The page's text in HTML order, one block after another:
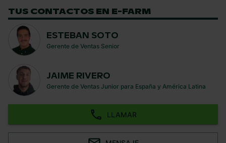
TUS CONTACTOS EN E-FARM
ESTEBAN SOTO
Gerente de Ventas Senior
JAIME RIVERO
Gerente de Ventas Junior para España y América Latina
LLAMAR